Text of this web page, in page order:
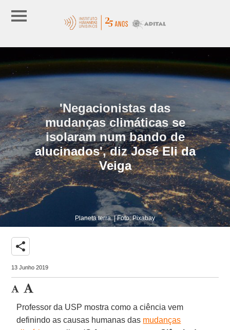
'Negacionistas das
mudanças climáticas se
isolaram num bando de
alucinados', diz José Eli da
Veiga
Planeta terra. | Foto: Pixabay
share
13 Junho 2019
Professor da USP mostra como a ciência vem
definindo as causas humanas das mudanças